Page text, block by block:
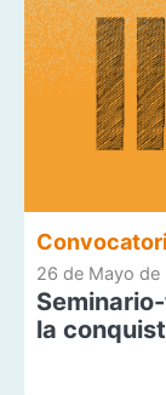
26 de Mayo de
la